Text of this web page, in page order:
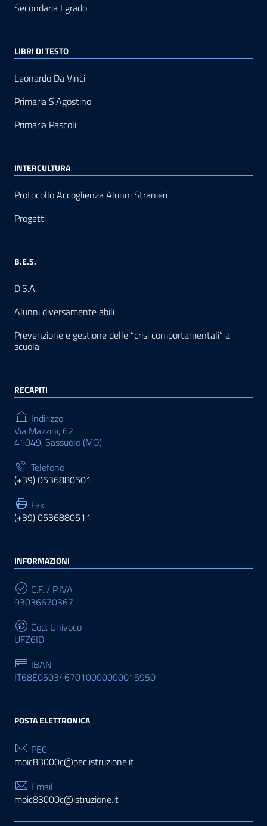
Secondaria I grado
LIBRI DI TESTO
Leonardo Da Vinci
Primaria S.Agostino
Primaria Pascoli
INTERCULTURA
Protocollo Accoglienza Alunni Stranieri
Progetti
B.E.S.
D.S.A.
Alunni diversamente abili
Prevenzione e gestione delle “crisi comportamentali” a
scuola
RECAPITI
Indirizzo
Via Mazzini, 62
41049, Sassuolo (MO)
Telefono
(+39) 0536880501
Fax
(+39) 0536880511
INFORMAZIONI
C.F. / P.IVA
93036670367
Cod. Univoco
UFZ6ID
IBAN
IT68E0503467010000000015950
POSTA ELETTRONICA
PEC
moic83000c@pec.istruzione.it
Email
moic83000c@istruzione.it